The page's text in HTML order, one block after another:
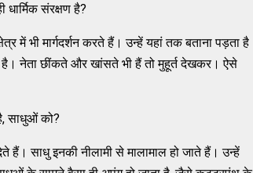
धार्मिक संरक्षण है?
में भी मार्गदर्शन करते हैं। उन्हें यहां तक बताना पड़ता है
नेता छींकते और खांसते भी हैं तो मुहूर्त देखकर। ऐसे
साधुओं को?
हैं। साधु इनकी नीलामी से मालामाल हो जाते हैं। उन्हें